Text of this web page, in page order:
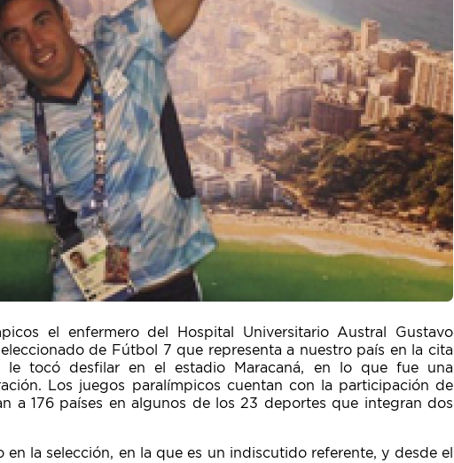
el enfermero del Hospital Universitario Austral Gustavo
de Fútbol 7 que representa a nuestro país en la cita
le tocó desfilar en el estadio Maracaná, en lo que fue una
Los juegos paralímpicos cuentan con la participación de
a 176 países en algunos de los 23 deportes que integran dos
la selección, en la que es un indiscutido referente, y desde el